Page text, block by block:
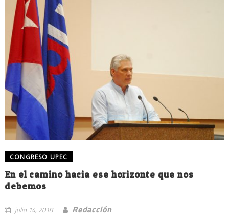
CONGRESO UPEC
En el camino hacia ese horizonte que nos
debemos
julio 14, 2018
Redacción